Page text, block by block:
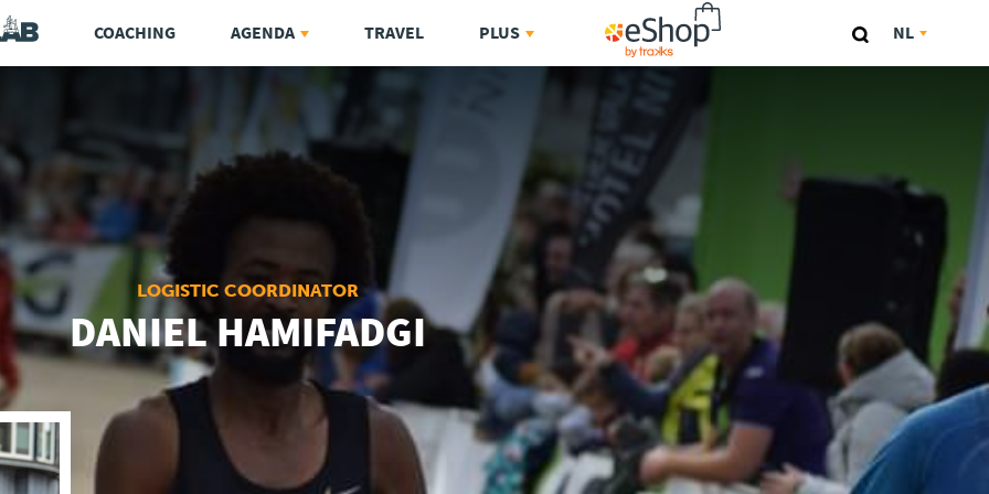
COACHING AGENDA TRAVEL PLUS NL
LOGISTIC COORDINATOR
DANIEL HAMIFADGI